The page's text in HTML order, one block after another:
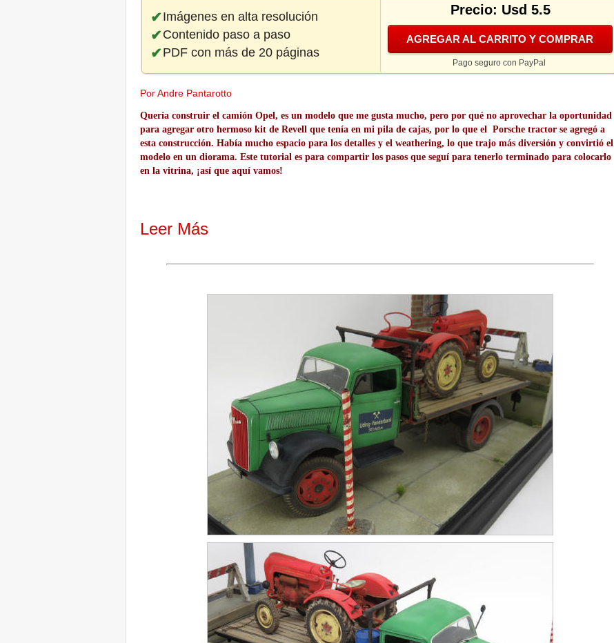
Imágenes en alta resolución
Contenido paso a paso
PDF con más de 20 páginas
Precio: Usd 5.5
AGREGAR AL CARRITO Y COMPRAR
Pago seguro con PayPal
Por Andre Pantarotto
Quería construir el camión Opel, es un modelo que me gusta mucho, pero por qué no aprovechar la oportunidad
para agregar otro hermoso kit de Revell que tenía en mi pila de cajas, por lo que el Porsche tractor se agregó a
esta construcción. Había mucho espacio para los detalles y el weathering, lo que trajo más diversión y convirtió el
modelo en un diorama. Este tutorial es para compartir los pasos que seguí para tenerlo terminado para colocarlo
en la vitrina, ¡así que aquí vamos!
Leer Más